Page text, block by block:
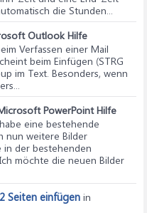
die Stunden...
Outlook Hilfe
Verfassen einer Mail
beim Einfügen (STRG
im Text. Besonders, wenn
PowerPoint Hilfe
eine bestehende
nun weitere Bilder
in der bestehenden
möchte die neuen Bilder
Seiten einfügen in